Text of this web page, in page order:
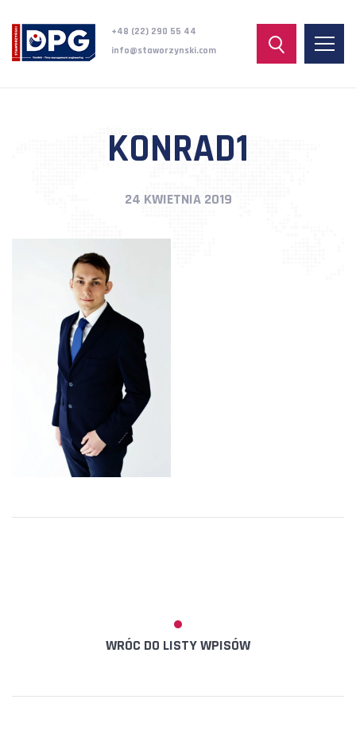
+48 (22) 290 55 44
info@staworzynski.com
KONRAD1
24 KWIETNIA 2019
WRÓC DO LISTY WPISÓW